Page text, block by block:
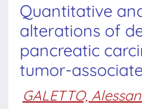
Quantitative
alterations of
pancreatic
tumor-
GALETTO,